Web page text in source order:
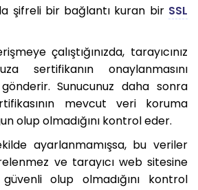
şifreli bir bağlantı kuran bir SSL
çalıştığınızda, tarayıcınız
sertifikanın onaylanmasını
Sunucunuz daha sonra
mevcut veri koruma
olup olmadığını kontrol eder.
ayarlanmamışsa, bu veriler
ve tarayıcı web sitesine
olup olmadığını kontrol